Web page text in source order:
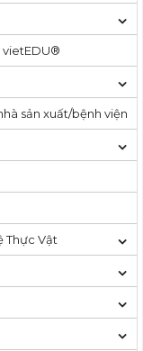
vietEDU®
sản xuất/bệnh viện
Thực Vật